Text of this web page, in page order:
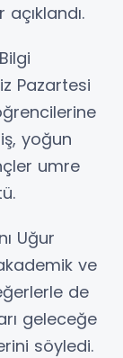
Pazartesi
yoğun
umre
Uğur
ve
de
geleceğe
söyledi.